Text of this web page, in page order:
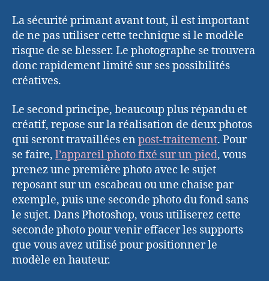
La sécurité primant avant tout, il est important
de ne pas utiliser cette technique si le modèle
risque de se blesser. Le photographe se trouvera
donc rapidement limité sur ses possibilités
créatives.
Le second principe, beaucoup plus répandu et
créatif, repose sur la réalisation de deux photos
qui seront travaillées en post-traitement. Pour
se faire, l’appareil photo fixé sur un pied, vous
prenez une première photo avec le sujet
reposant sur un escabeau ou une chaise par
exemple, puis une seconde photo du fond sans
le sujet. Dans Photoshop, vous utiliserez cette
seconde photo pour venir effacer les supports
que vous avez utilisé pour positionner le
modèle en hauteur.